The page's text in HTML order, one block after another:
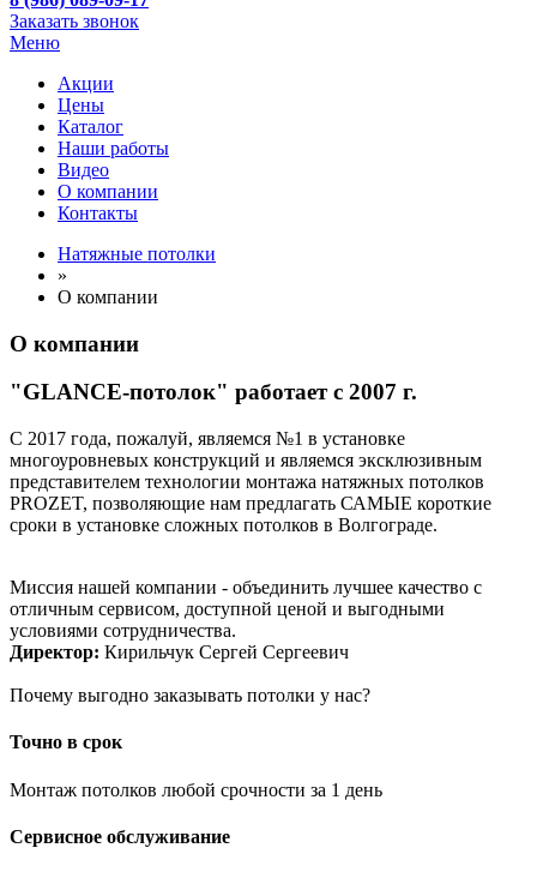
Заказать звонок
Меню
Акции
Цены
Каталог
Наши работы
Видео
О компании
Контакты
Натяжные потолки
»
О компании
О компании
"GLANCE-потолок" работает с 2007 г.
C 2017 года, пожалуй, являемся №1 в установке
многоуровневых конструкций и являемся эксклюзивным
представителем технологии монтажа натяжных потолков
PROZET, позволяющие нам предлагать САМЫЕ короткие
сроки в установке сложных потолков в Волгограде.
Миссия нашей компании - объединить лучшее качество с
отличным сервисом, доступной ценой и выгодными
условиями сотрудничества.
Директор: Кирильчук Сергей Сергеевич
Почему выгодно заказывать потолки у нас?
Точно в срок
Монтаж потолков любой срочности за 1 день
Сервисное обслуживание